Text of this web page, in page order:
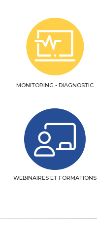
MONITORING - DIAGNOSTIC
WEBINAIRES ET FORMATIONS